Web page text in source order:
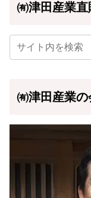
㈲津田産業
㈲津田産業の